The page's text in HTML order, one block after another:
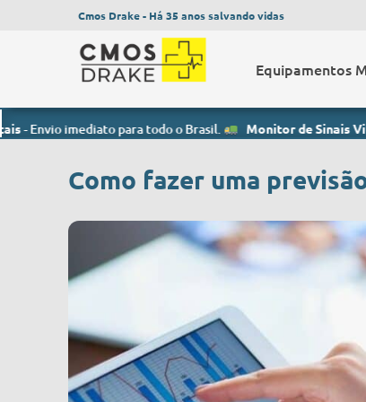
Cmos Drake - Há 35 anos salvando vidas
Equipamentos
imediato para todo o Brasil. Monitor de Sinais Vitais-
Como fazer uma